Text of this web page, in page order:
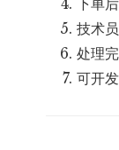
下单
技术
处理
可开